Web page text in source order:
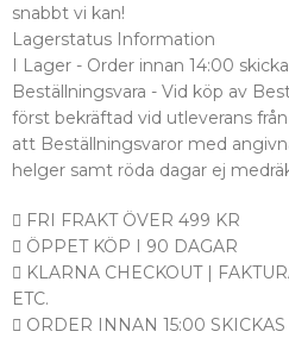
snabbt vi kan!
Lagerstatus Information
I Lager - Order innan 14:00
Beställningsvara - Vid köp av
först bekräftad vid utleverans
att Beställningsvaror med
helger samt röda dagar ej
FRI FRAKT ÖVER 499 KR
ÖPPET KÖP I 90 DAGAR
KLARNA CHECKOUT |
ETC.
ORDER INNAN 15:00